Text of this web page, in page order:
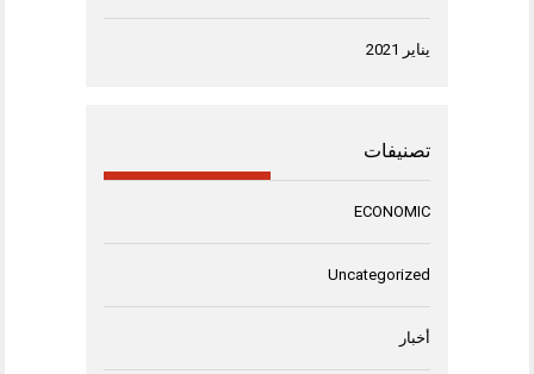
يناير 2021
تصنيفات
ECONOMIC
Uncategorized
أخبار